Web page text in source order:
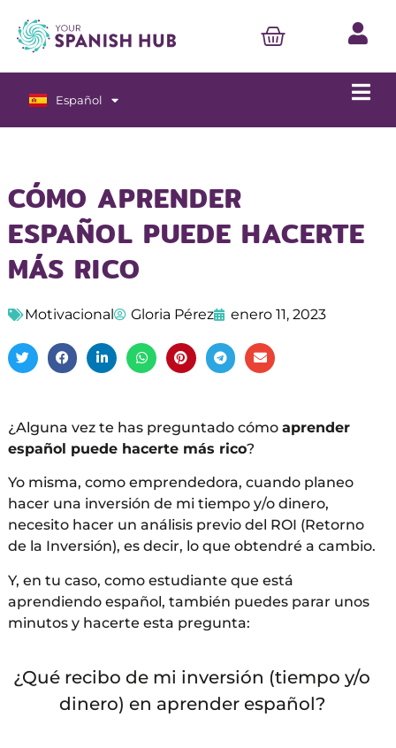
Español
English
CÓMO APRENDER
ESPAÑOL PUEDE HACERTE
MÁS RICO
Motivacional Gloria Pérez enero 11, 2023
¿Alguna vez te has preguntado cómo aprender
español puede hacerte más rico?
Yo misma, como emprendedora, cuando planeo
hacer una inversión de mi tiempo y/o dinero,
necesito hacer un análisis previo del ROI (Retorno
de la Inversión), es decir, lo que obtendré a cambio.
Y, en tu caso, como estudiante que está
aprendiendo español, también puedes parar unos
minutos y hacerte esta pregunta:
¿Qué recibo de mi inversión (tiempo y/o
dinero) en aprender español?